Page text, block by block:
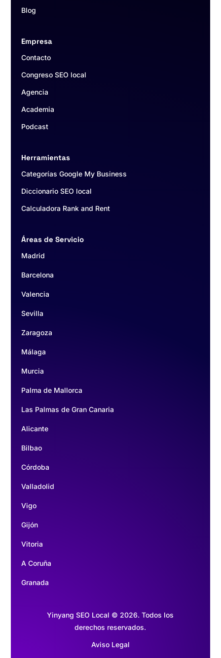
Blog
Empresa
Contacto
Congreso SEO local
Agencia
Academia
Podcast
Herramientas
Categorías Google My Business
Diccionario SEO local
Calculadora Rank and Rent
Áreas de Servicio
Madrid
Barcelona
Valencia
Sevilla
Zaragoza
Málaga
Murcia
Palma de Mallorca
Las Palmas de Gran Canaria
Alicante
Bilbao
Córdoba
Valladolid
Vigo
Gijón
Vitoria
A Coruña
Granada
Yinyang SEO Local © 2026. Todos los
derechos reservados.
Aviso Legal